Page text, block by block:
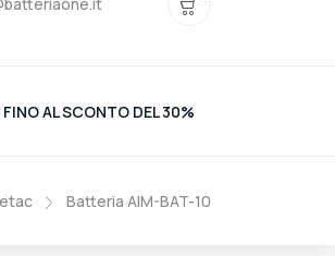
AL SCONTO DEL 30%
Batteria AIM-BAT-10